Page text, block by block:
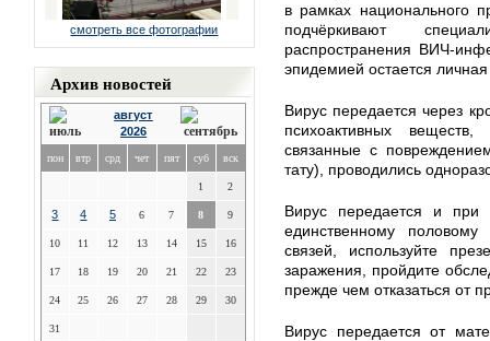
смотреть все фотографии
Архив новостей
август
2026
пон втр срд чет пят суб вск
1 2
3 4 5 6 7 8 9
10 11 12 13 14 15 16
17 18 19 20 21 22 23
24 25 26 27 28 29 30
31
в рамках национального
подчёркивают
распространения ВИЧ-
эпидемией остается
Вирус передается через
психоактивных
связанные с
тату), проводились
Вирус передается и при
единственному половому
связей, используйте
заражения, пройдите
прежде чем отказаться от
Вирус передается от